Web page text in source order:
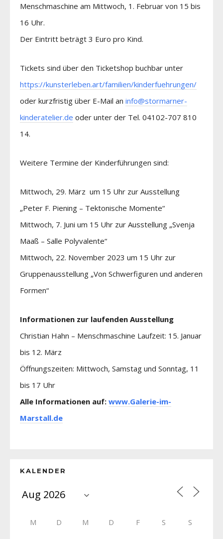
Menschmaschine am Mittwoch, 1. Februar von 15 bis
16 Uhr.
Der Eintritt beträgt 3 Euro pro Kind.
Tickets sind über den Ticketshop buchbar unter
https://kunsterleben.art/familien/kinderfuehrungen/
oder kurzfristig über E-Mail an info@stormarner-
kinderatelier.de oder unter der Tel. 04102-707 810
14.
Weitere Termine der Kinderführungen sind:
Mittwoch, 29. März um 15 Uhr zur Ausstellung
„Peter F. Piening – Tektonische Momente“
Mittwoch, 7. Juni um 15 Uhr zur Ausstellung „Svenja
Maaß – Salle Polyvalente“
Mittwoch, 22. November 2023 um 15 Uhr zur
Gruppenausstellung „Von Schwerfiguren und anderen
Formen“
Informationen zur laufenden Ausstellung
Christian Hahn – Menschmaschine Laufzeit: 15. Januar
bis 12. März
Öffnungszeiten: Mittwoch, Samstag und Sonntag, 11
bis 17 Uhr
Alle Informationen auf: www.Galerie-im-
Marstall.de
KALENDER
M D M D F S S